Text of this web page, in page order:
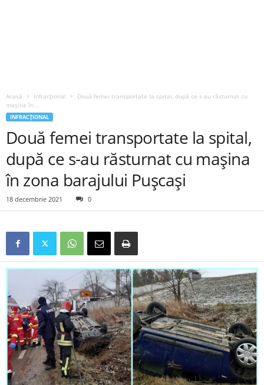
Acasă Infracțional
Două femei transportate la spital, după ce s-au răsturnat cu
mașina în...
INFRACȚIONAL
Două femei transportate la spital,
după ce s-au răsturnat cu mașina
în zona barajului Pușcași
18 decembrie 2021 0